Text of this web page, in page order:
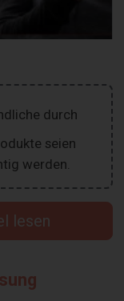
durch
seien
werden.
lesen